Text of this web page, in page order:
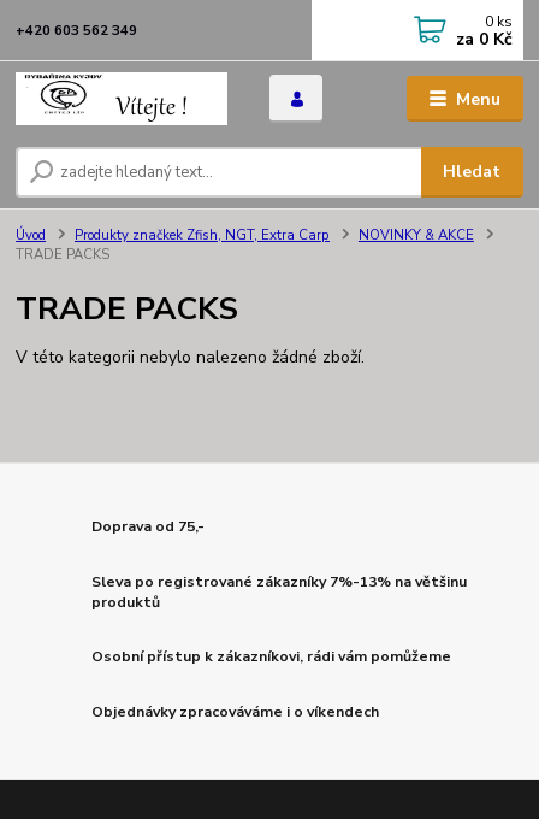
Menu
Hledat
+420 603 562 349 0 ks
za 0 Kč
Úvod Produkty značkek Zfish, NGT, Extra Carp
NOVINKY & AKCE
TRADE PACKS
TRADE PACKS
V této kategorii nebylo nalezeno žádné zboží.
Doprava od 75,-
Sleva po registrované zákazníky 7%-13% na většinu
produktů
Osobní přístup k zákazníkovi, rádi vám pomůžeme
Objednávky zpracováváme i o víkendech